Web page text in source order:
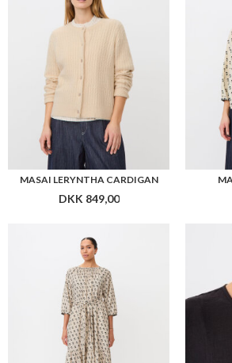
MASAI LERYNTHA CARDIGAN
DKK 849,00